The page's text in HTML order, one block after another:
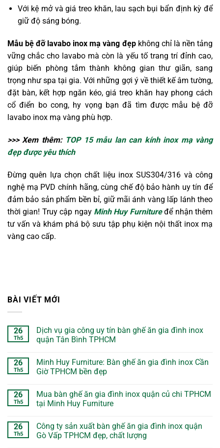
Với kệ mở và giá treo khăn, lau sạch bụi bẩn định kỳ để
giữ độ sáng bóng.
Mẫu bệ đỡ lavabo inox mạ vàng đẹpkhông chỉ là nền tảng
vững chắc cho lavabo mà còn là yếu tố trang trí đỉnh cao,
giúp biến phòng tắm thành không gian thư giãn, sang
trọng như spa tại gia. Với những gợi ý về thiết kế âm tường,
đặt bàn, kết hợp ngăn kéo, giá treo khăn hay phong cách
cổ điển bo cong, hy vọng bạn đã tìm được mẫu bệ đỡ
lavabo inox mạ vàng phù hợp.
>>> Xem thêm: TOP 15 mẫu lan can kính inox mạ vàng
đẹp được yêu thích
Đừng quên lựa chọn chất liệu inox SUS304/316 và công
nghệ mạ PVD chính hãng, cùng chế độ bảo hành uy tín để
đảm bảo sản phẩm bền bỉ, giữ mãi ánh vàng lấp lánh theo
thời gian! Truy cập ngay Minh Huy Furnituređể nhận thêm
tư vấn và khám phá bộ sưu tập phụ kiện nội thất inox mạ
vàng cao cấp.
BÀI VIẾT MỚI
26
Th5
Dịch vụ gia công uy tín bàn ghế ăn gia đình inox
quận Tân Bình TPHCM
26
Th5
Minh Huy Furniture: Bàn ghế ăn gia đình inox Cần
Giờ TPHCM bền đẹp
26
Th5
Mua bàn ghế ăn gia đình inox quận củ chi TPHCM
tại Minh Huy Furniture
26
Th5
Công ty sản xuất bàn ghế ăn gia đình inox quận
Gò Vấp TPHCM đẹp, chất lượng